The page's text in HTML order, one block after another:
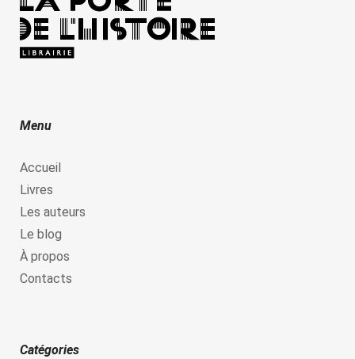
Menu
Accueil
Livres
Les auteurs
Le blog
À propos
Contacts
Catégories